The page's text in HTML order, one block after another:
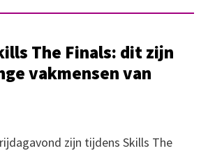
The Finals: dit zijn
vakmensen van
zijn tijdens Skills The